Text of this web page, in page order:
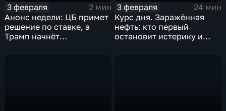
3 февраля
2 мин
Анонс недели: ЦБ примет
решение по ставке, а
Трамп начнёт
3 февраля
24 мин
Курс дня. Заражённая
нефть: кто первый
остановит истерику и